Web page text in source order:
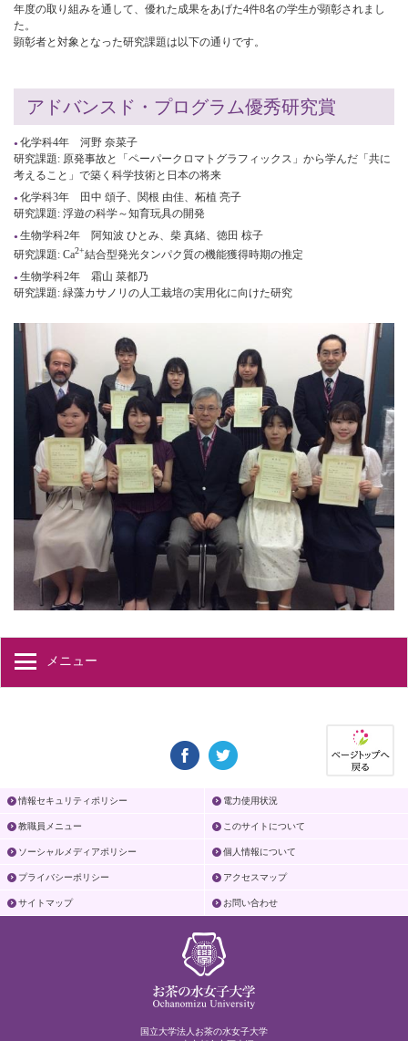
年度の取り組みを通して、優れた成果をあげた4件8名の学生が顕彰されまし
た。
顕彰者と対象となった研究課題は以下の通りです。
アドバンスド・プログラム優秀研究賞
化学科4年 河野 奈菜子
研究課題: 原発事故と「ペーパークロマトグラフィックス」から学んだ「共に
考えること」で築く科学技術と日本の将来
化学科3年 田中 頌子、関根 由佳、柘植 亮子
研究課題: 浮遊の科学～知育玩具の開発
生物学科2年 阿知波 ひとみ、柴 真緒、徳田 椋子
研究課題: Ca2+結合型発光タンパク質の機能獲得時期の推定
生物学科2年 霜山 菜都乃
研究課題: 緑藻カサノリの人工栽培の実用化に向けた研究
メニュー
情報セキュリティポリシー 電力使用状況
教職員メニュー このサイトについて
ソーシャルメディアポリシー 個人情報について
プライバシーポリシー アクセスマップ
サイトマップ お問い合わせ
国立大学法人お茶の水女子大学